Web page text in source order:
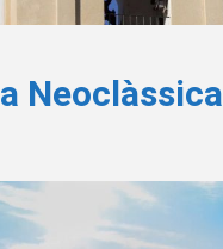
Neoclàssica